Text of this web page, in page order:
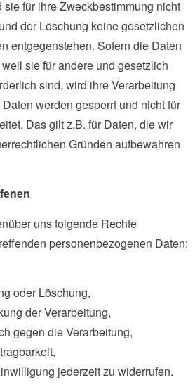
für ihre Zweckbestimmung nicht
der Löschung keine gesetzlichen
entgegenstehen. Sofern die Daten
sie für andere und gesetzlich
sind, wird ihre Verarbeitung
werden gesperrt und nicht für
Das gilt z.B. für Daten, die wir
Gründen aufbewahren
uns folgende Rechte
personenbezogenen Daten:
oder Löschung,
der Verarbeitung,
gegen die Verarbeitung,
jederzeit zu widerrufen.